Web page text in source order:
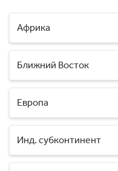
Африка
Ближний Восток
Европа
Инд. субконтинент